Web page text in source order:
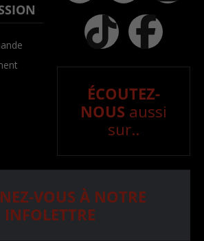
ÉCOUTEZ-
NOUS aussi
sur..
VOUS À NOTRE
INFOLETTRE